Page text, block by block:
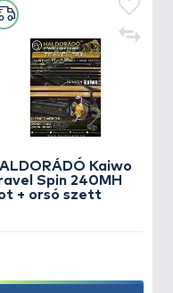
Kaiwo
Spin 240MH
+ orsó szett